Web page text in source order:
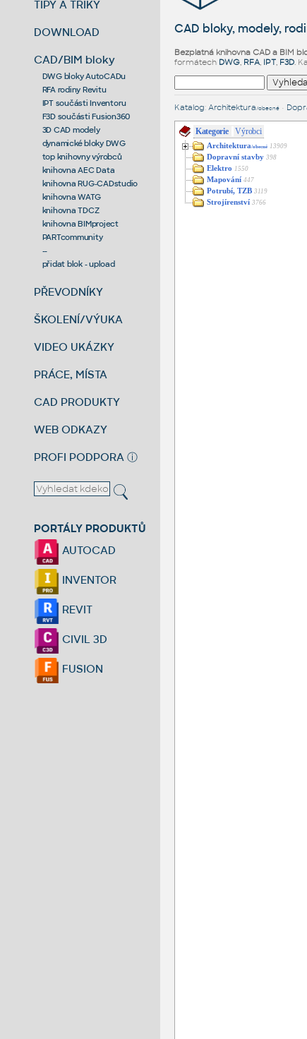
TIPY A TRIKY
DOWNLOAD
CAD/BIM bloky
DWG bloky AutoCADu
RFA rodiny Revitu
IPT součásti Inventoru
F3D součásti Fusion360
3D CAD modely
dynamické bloky DWG
top knihovny výrobců
knihovna AEC Data
knihovna RUG-CADstudio
knihovna WATG
knihovna TDCZ
knihovna BIMproject
PARTcommunity
--
přidat blok - upload
PŘEVODNÍKY
ŠKOLENÍ/VÝUKA
VIDEO UKÁZKY
PRÁCE, MÍSTA
CAD PRODUKTY
WEB ODKAZY
PROFI PODPORA ⓘ
PORTÁLY PRODUKTŮ
AUTOCAD
INVENTOR
REVIT
CIVIL 3D
FUSION
CAD bloky, modely,
Bezplatná knihovna CAD a BIM
formátech DWG, RFA, IPT, F3D.
Katalog: Architektura /obecné•
Kategorie Výrobci
Architektura/obecné 13909
Dopravní stavby 398
Elektro 1550
Mapování 447
Potrubí, TZB 3119
Strojírenství 3766